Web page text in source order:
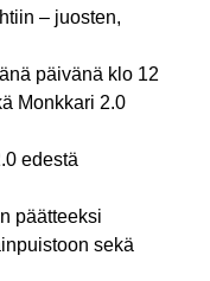
– juosten,
päivänä klo 12
Monkkari 2.0
edestä
päätteeksi
sekä